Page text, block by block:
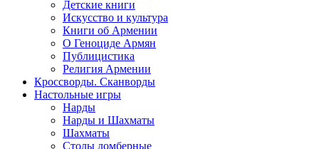
Детские книги
Иcкусство и культура
Книги об Армении
О Геноциде Армян
Публицистика
Религия Армении
Кроссворды. Сканворды
Настольные игры
Нарды
Нарды и Шахматы
Шахматы
Столы ломберные